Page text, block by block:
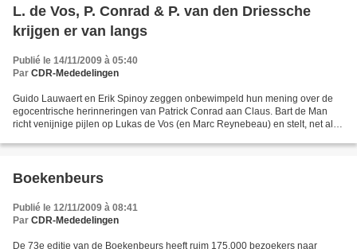
L. de Vos, P. Conrad & P. van den Driessche
krijgen er van langs
Publié le 14/11/2009 à 05:40
Par CDR-Mededelingen
Guido Lauwaert en Erik Spinoy zeggen onbewimpeld hun mening over de
egocentrische herinneringen van Patrick Conrad aan Claus. Bart de Man
richt venijnige pijlen op Lukas de Vos (en Marc Reynebeau) en stelt, net als
Boekenbeurs
Publié le 12/11/2009 à 08:41
Par CDR-Mededelingen
De 73e editie van de Boekenbeurs heeft ruim 175.000 bezoekers naar